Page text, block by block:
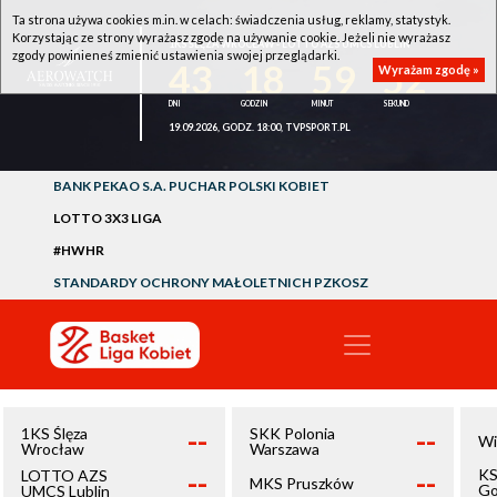
1KS ŚLĘZA WROCŁAW - LOTTO AZS UMCS LUBLIN
52
19.09.2026, GODZ. 18:00, TVPSPORT.PL
BANK PEKAO S.A. PUCHAR POLSKI KOBIET
LOTTO 3X3 LIGA
#HWHR
STANDARDY OCHRONY MAŁOLETNICH PZKOSZ
1KS Ślęza
Wrocław
--
LOTTO AZS
UMCS Lublin
--
SKK Polonia
Warszawa
--
MKS Pruszków --
Ta strona używa cookies m.in. w celach: świadczenia usług, reklamy, statystyk.
Korzystając ze strony wyrażasz zgodę na używanie cookie. Jeżeli nie wyrażasz
zgody powinieneś zmienić ustawienia swojej przeglądarki.
Wyrażam zgodę »